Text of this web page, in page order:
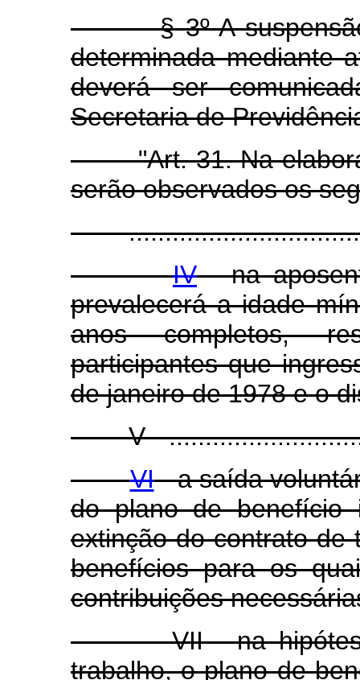
§ 3º A suspensão
determinada mediante
deverá ser
Secretaria de
"Art. 31. Na
serão observados os
IV- na
prevalecerá a idade
anos completos,
participantes que
de janeiro de 1978 e o
V -
VI- a saída
do plano de benefício
extinção do contrato de
benefícios para os
contribuições
VII - na hipótese
trabalho, o plano de